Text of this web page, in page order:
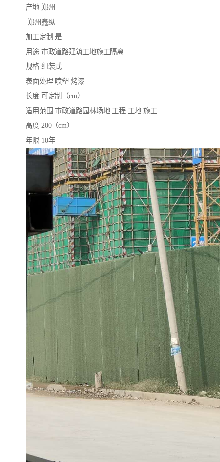
产地 郑州
郑州鑫纵
加工定制 是
用途 市政道路建筑工地施工隔离
规格 组装式
表面处理 喷塑 烤漆
长度 可定制（cm）
适用范围 市政道路园林场地 工程 工地 施工
高度 200（cm）
年限 10年